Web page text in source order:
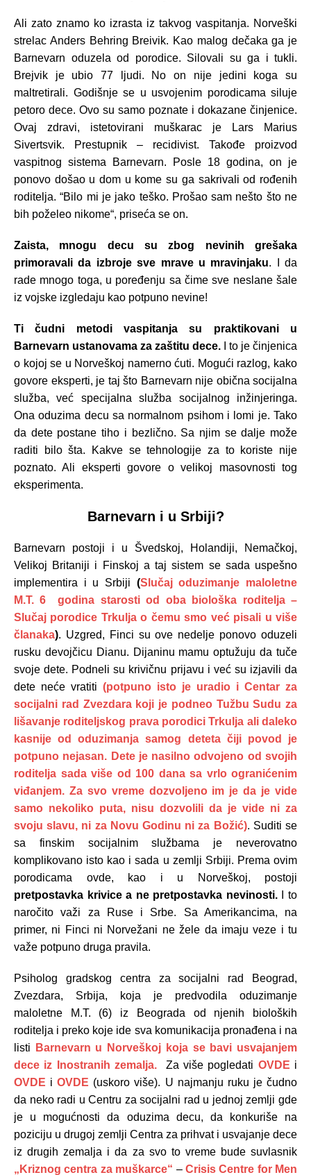
Ali zato znamo ko izrasta iz takvog vaspitanja. Norveški
strelac Anders Behring Breivik. Kao malog dečaka ga je
Barnevarn oduzela od porodice. Silovali su ga i tukli.
Brejvik je ubio 77 ljudi. No on nije jedini koga su
maltretirali. Godišnje se u usvojenim porodicama siluje
petoro dece. Ovo su samo poznate i dokazane činjenice.
Ovaj zdravi, istetovirani muškarac je Lars Marius
Sivertsvik. Prestupnik – recidivist. Takođe proizvod
vaspitnog sistema Barnevarn. Posle 18 godina, on je
ponovo došao u dom u kome su ga sakrivali od rođenih
roditelja. “Bilo mi je jako teško. Prošao sam nešto što ne
bih poželeo nikome“, priseća se on.
Zaista, mnogu decu su zbog nevinih grešaka
primoravali da izbroje sve mrave u mravinjaku. I da
rade mnogo toga, u poređenju sa čime sve neslane šale
iz vojske izgledaju kao potpuno nevine!
Ti čudni metodi vaspitanja su praktikovani u
Barnevarn ustanovama za zaštitu dece. I to je činjenica
o kojoj se u Norveškoj namerno ćuti. Mogući razlog, kako
govore eksperti, je taj što Barnevarn nije obična socijalna
služba, već specijalna služba socijalnog inžinjeringa.
Ona oduzima decu sa normalnom psihom i lomi je. Tako
da dete postane tiho i bezlično. Sa njim se dalje može
raditi bilo šta. Kakve se tehnologije za to koriste nije
poznato. Ali eksperti govore o velikoj masovnosti tog
eksperimenta.
Barnevarn i u Srbiji?
Barnevarn postoji i u Švedskoj, Holandiji, Nemačkoj,
Velikoj Britaniji i Finskoj a taj sistem se sada uspešno
implementira i u Srbiji (Slučaj oduzimanje maloletne
M.T. 6 godina starosti od oba biološka roditelja –
Slučaj porodice Trkulja o čemu smo već pisali u više
članaka). Uzgred, Finci su ove nedelje ponovo oduzeli
rusku devojčicu Dianu. Dijaninu mamu optužuju da tuče
svoje dete. Podneli su krivičnu prijavu i već su izjavili da
dete neće vratiti (potpuno isto je uradio i Centar za
socijalni rad Zvezdara koji je podneo Tužbu Sudu za
lišavanje roditeljskog prava porodici Trkulja ali daleko
kasnije od oduzimanja samog deteta čiji povod je
potpuno nejasan. Dete je nasilno odvojeno od svojih
roditelja sada više od 100 dana sa vrlo ogranićenim
viđanjem. Za svo vreme dozvoljeno im je da je vide
samo nekoliko puta, nisu dozvolili da je vide ni za
svoju slavu, ni za Novu Godinu ni za Božić). Suditi se
sa finskim socijalnim službama je neverovatno
komplikovano isto kao i sada u zemlji Srbiji. Prema ovim
porodicama ovde, kao i u Norveškoj, postoji
pretpostavka krivice a ne pretpostavka nevinosti.I to
naročito važi za Ruse i Srbe. Sa Amerikancima, na
primer, ni Finci ni Norvežani ne žele da imaju veze i tu
važe potpuno druga pravila.
Psiholog gradskog centra za socijalni rad Beograd,
Zvezdara, Srbija, koja je predvodila oduzimanje
maloletne M.T. (6) iz Beograda od njenih bioloških
roditelja i preko koje ide sva komunikacija pronađena i na
listi
Barnevarn u Norveškoj koja se bavi usvajanjem
dece iz Inostranih zemalja. Za više pogledati OVDE i
OVDE iOVDE (uskoro više). U najmanju ruku je čudno
da neko radi u Centru za socijalni rad u jednoj zemlji gde
je u mogućnosti da oduzima decu, da konkuriše na
poziciju u drugoj zemlji Centra za prihvat i usvajanje dece
iz drugih zemalja i da za svo to vreme bude suvlasnik
„Kriznog centra za muškarce“ – Crisis Centre for Men